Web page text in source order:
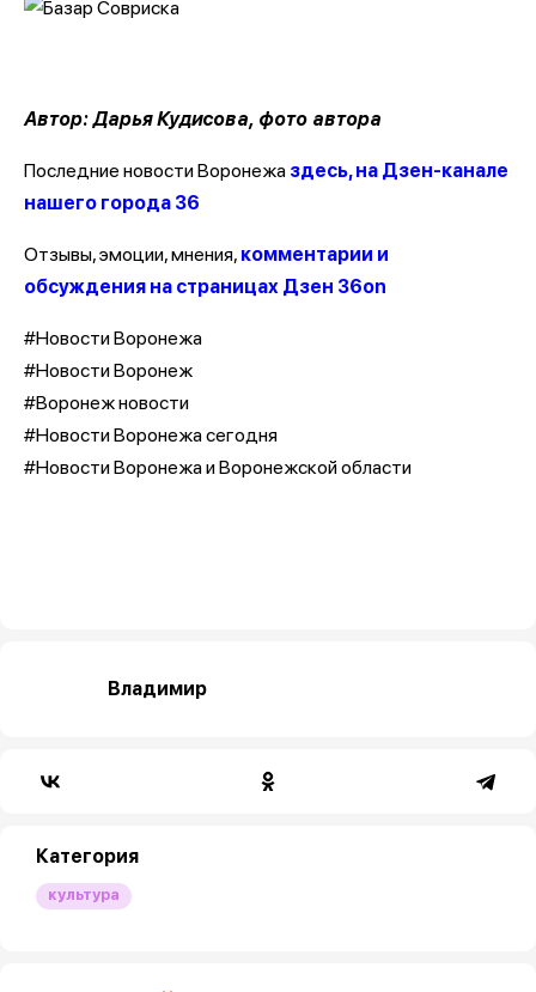
Автор: Дарья Кудисова, фото автора
Последние новости Воронежа здесь, на Дзен-канале
нашего города 36
Отзывы, эмоции, мнения, комментарии и
обсуждения на страницах Дзен 36on
#Новости Воронежа
#Новости Воронеж
#Воронеж новости
#Новости Воронежа сегодня
#Новости Воронежа и Воронежской области
Владимир
Категория
культура